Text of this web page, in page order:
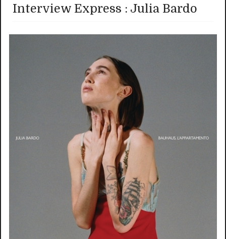
Interview Express : Julia Bardo